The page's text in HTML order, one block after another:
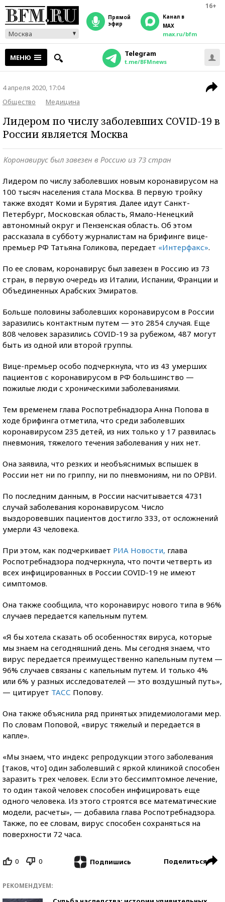
16+
Москва
прямой
эфир
Канал в
MAX
max.ru/bfm
МЕНЮ Telegram
t.me/BFMnews
4 апреля 2020, 17:04
Общество
Медицина
Лидером по числу заболевших COVID-19 в
России является Москва
Коронавирус был завезен в Россию из 73 стран
Лидером по числу заболевших новым коронавирусом на
100 тысяч населения стала Москва. В первую тройку
также входят Коми и Бурятия. Далее идут Санкт-
Петербург, Московская область, Ямало-Ненецкий
автономный округ и Пензенская область. Об этом
рассказала в субботу журналистам на брифинге вице-
премьер РФ Татьяна Голикова, передает «Интерфакс».
По ее словам, коронавирус был завезен в Россию из 73
стран, в первую очередь из Италии, Испании, Франции и
Объединенных Арабских Эмиратов.
Больше половины заболевших коронавирусом в России
заразились контактным путем — это 2854 случая. Еще
808 человек заразились COVID-19 за рубежом, 487 могут
быть из одной или второй группы.
Вице-премьер особо подчеркнула, что из 43 умерших
пациентов с коронавирусом в РФ большинство —
пожилые люди с хроническими заболеваниями.
Тем временем глава Роспотребнадзора Анна Попова в
ходе брифинга отметила, что среди заболевших
коронавирусом 235 детей, из них только у 17 развилась
пневмония, тяжелого течения заболевания у них нет.
Она заявила, что резких и необъяснимых вспышек в
России нет ни по гриппу, ни по пневмониям, ни по ОРВИ.
По последним данным, в России насчитывается 4731
случай заболевания коронавирусом. Число
выздоровевших пациентов достигло 333, от осложнений
умерли 43 человека.
При этом, как подчеркивает РИА Новости, глава
Роспотребнадзора подчеркнула, что почти четверть из
всех инфицированных в России COVID-19 не имеют
симптомов.
Она также сообщила, что коронавирус нового типа в 96%
случаев передается капельным путем.
«Я бы хотела сказать об особенностях вируса, которые
мы знаем на сегодняшний день. Мы сегодня знаем, что
вирус передается преимущественно капельным путем —
96% случаев связаны с капельным путем. И только 4%
или 6% у разных исследователей — это воздушный путь»,
— цитирует ТАСС Попову.
Она также объяснила ряд принятых эпидемиологами мер.
По словам Поповой, «вирус тяжелый и передается в
капле».
«Мы знаем, что индекс репродукции этого заболевания
[таков, что] один заболевший с яркой клиникой способен
заразить трех человек. Если это бессимптомное лечение,
то один такой человек способен инфицировать еще
одного человека. Из этого строятся все математические
модели, расчеты», — добавила глава Роспотребнадзора.
Также, по ее словам, вирус способен сохраняться на
поверхности 72 часа.
0 0 Подпишись Поделиться
РЕКОМЕНДУЕМ: